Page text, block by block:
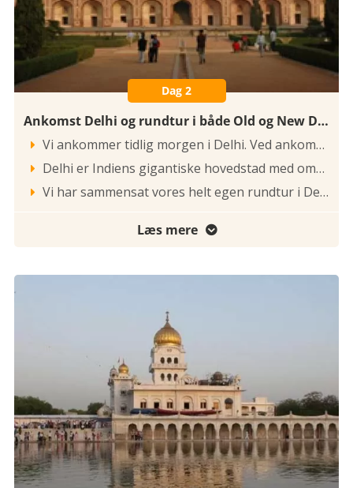
Dag 2
Ankomst Delhi og rundtur i både Old og New Delhi
 Vi ankommer tidlig morgen i Delhi. Ved ankomsten til lufthavnen i New Delhi står vores mand klar med et Kipling Travel skilt, og kører ind til det centralt beliggende hotel i Delhi. Vi hviler og tager efter en sen morgenmad på tur i Delhi.
 Delhi er Indiens gigantiske hovedstad med omkring 13 millioner indbyggere. Ikke mindre end otte gange har Delhi været hovedstad i Indiens historie, blandt de mest kendte perioder er Delhi-sultanatet, stormogulerne med deres prægtige byggerier og selvfølgelig under briterne, der flyttede hovedstaden fra Calcutta til Delhi i 1911.
 Vi har sammensat vores helt egen rundtur i Delhi for at give mulighed for at se og opleve den forskelligartede og hektiske millionby på bedste vis. Vi starter ud med Old Delhi ved Indiens største moské Jama Masjid, der blev opført i 1658. Herfra kører vi med cykelrickshaw gennem de hektiske kvarterer, der er indbegrebet af Indien—de trange og menneskefyldte gader og stræder. Kører igennem hovedbasaren Chandni Chowk, hvor mylderet af mennesker, busser, rickshaws, butikker og lugte kan være noget af et kulturchok i denne tæt befolkede del af Indien. Videre mod New Delhi der rummer grønne områder, prægtige boulevarder, præsident parlamentet, India Gate og fine butikker ved det imponerende Connaught Place. Vi besøger Sikhernes hellige gyldne tempel, Gurudwara Bangla Sahib, der er New Delhis svar på Sikhernes gyldne tempel i Amritsar. Vi kører mod Yamuna-floden og til Humayuns gravmausoleum. Den prægtige bygning er fra midten af 1500-tallet, opført af Humayuns hustru, og er et af de tidlige eksempler på stormogulernes storladne byggestil. Undervejs spiser vi frokost på en hyggelig restaurant, der er beliggende ved Lodhi Garden, der er en skøn og rolig oase midt i den hektiske storby. Sidst på dagen er vi tilbage på hotellet. Morgenmad, frokost og middag er inkluderet.
Læs mere 